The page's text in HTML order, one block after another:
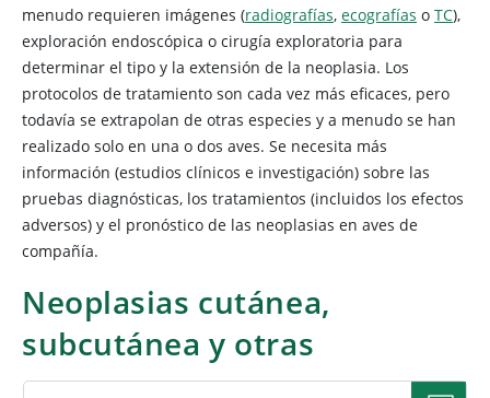
menudo requieren imágenes (radiografías, ecografías o TC),
exploración endoscópica o cirugía exploratoria para
determinar el tipo y la extensión de la neoplasia. Los
protocolos de tratamiento son cada vez más eficaces, pero
todavía se extrapolan de otras especies y a menudo se han
realizado solo en una o dos aves. Se necesita más
información (estudios clínicos e investigación) sobre las
pruebas diagnósticas, los tratamientos (incluidos los efectos
adversos) y el pronóstico de las neoplasias en aves de
compañía.
Neoplasias cutánea,
subcutánea y otras